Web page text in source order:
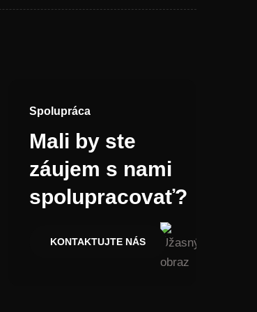
Spolupráca
Mali by ste
záujem s nami
spolupracovať?
KONTAKTUJTE NÁS